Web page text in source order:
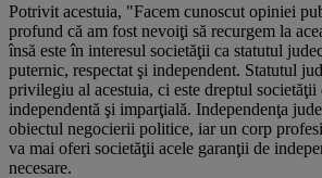
Potrivit acestuia, "Facem cunoscut opiniei
profund că am fost nevoiţi să recurgem la
însă este în interesul societăţii ca statutul
puternic, respectat şi independent. Statutul
privilegiu al acestuia, ci este dreptul societăţii
independentă şi imparţială. Independenţa
obiectul negocierii politice, iar un corp
va mai oferi societăţii acele garanţii de
necesare.